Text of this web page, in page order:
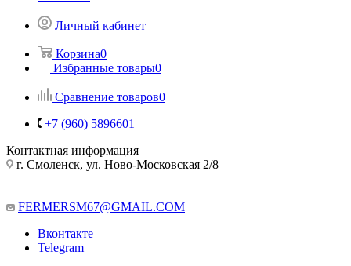
Личный кабинет
Корзина0
Избранные товары0
Сравнение товаров0
+7 (960) 5896601
Контактная информация
г. Смоленск, ул. Ново-Московская 2/8
FERMERSM67@GMAIL.COM
Вконтакте
Telegram